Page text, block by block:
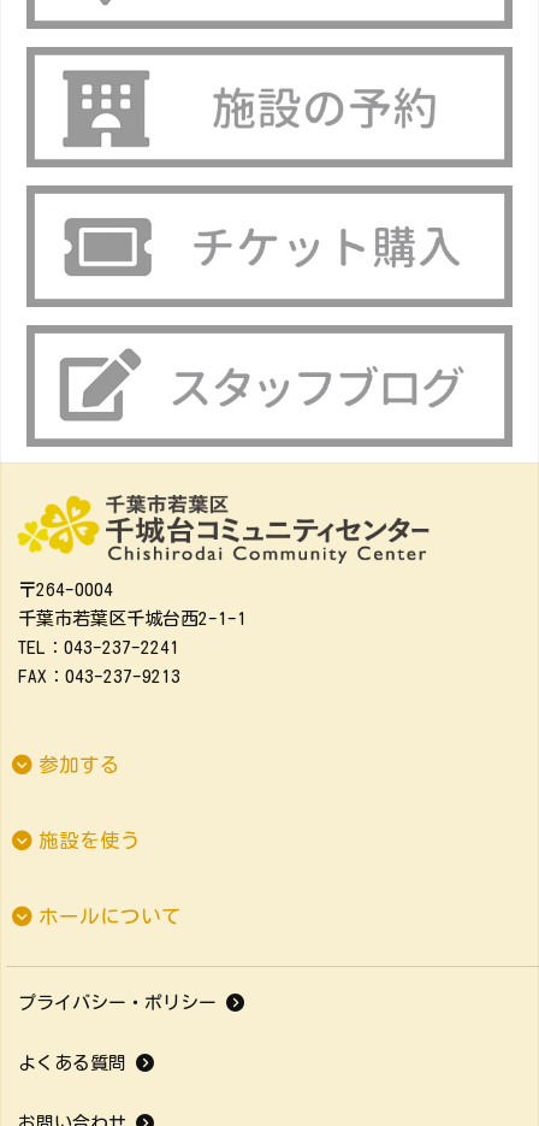
〒264-0004
千葉市若葉区千城台西2-1-1
TEL：043-237-2241
FAX：043-237-9213
参加する
施設を使う
ホールについて
プライバシー・ポリシー
よくある質問